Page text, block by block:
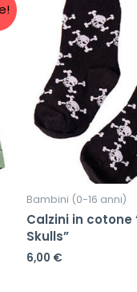
Bambini (0-16 anni)
Calzini in cotone
Skulls”
6,00 €